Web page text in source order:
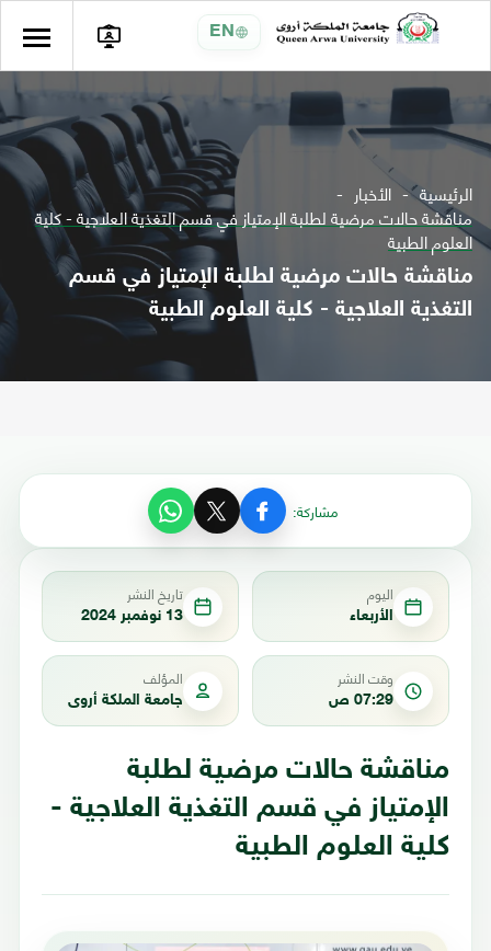
EN
الرئيسية الأخبار
مناقشة حالات مرضية لطلبة الإمتياز في قسم التغذية العلاجية - كلية
العلوم الطبية
مناقشة حالات مرضية لطلبة الإمتياز في قسم
التغذية العلاجية - كلية العلوم الطبية
مشاركة:
اليوم
الأربعاء
تاريخ النشر
13 نوفمبر 2024
وقت النشر
07:29 ص
المؤلف
جامعة الملكة أروى
مناقشة حالات مرضية لطلبة
الإمتياز في قسم التغذية العلاجية -
كلية العلوم الطبية